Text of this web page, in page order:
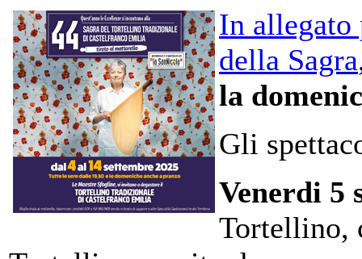
In allegato
della Sagra
la
Gli
Venerdi 5
Tortellino,